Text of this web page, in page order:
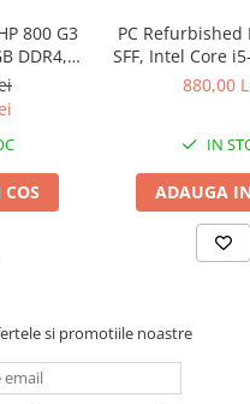
mare
800 G3
PC Refurbished
SFF, Intel Core
DDR4,880,00
IN
ADAUGA
si promotiile noastre